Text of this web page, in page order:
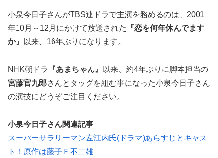
小泉今日子さんがTBS連ドラで主演を務めるのは、2001
年10月～12月にかけて放送された
『恋を何年休んでます
か』
以来、16年ぶりになります。
NHK朝ドラ 『あまちゃん』
以来、約4年ぶりに脚本担当の
宮藤官九郎さんとタッグを組む事になった小泉今日子さん
の演技にどうぞご注目ください。
小泉今日子さん関連記事
スーパーサラリーマン左江内氏(ドラマ)あらすじとキャス
ト！原作は藤子Ｆ不二雄